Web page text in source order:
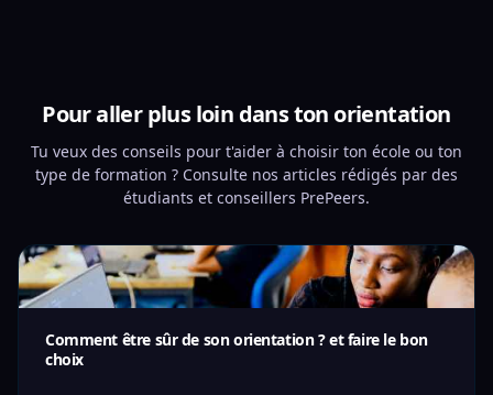
Pour aller plus loin dans ton orientation
Tu veux des conseils pour t'aider à choisir ton école ou ton
type de formation ? Consulte nos articles rédigés par des
étudiants et conseillers PrePeers.
Comment être sûr de son orientation ? et faire le bon
choix